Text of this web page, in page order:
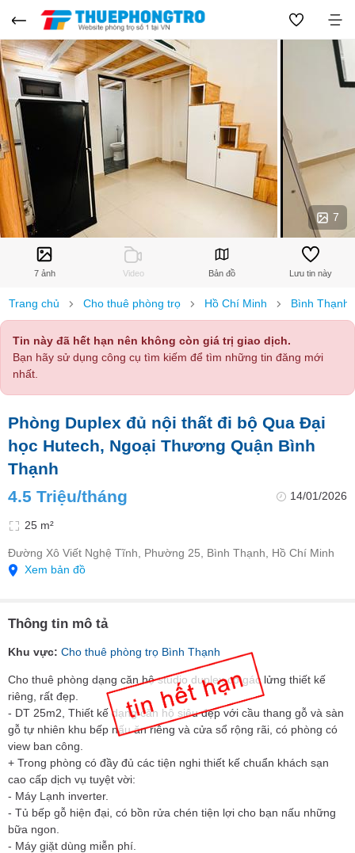
7
7 ảnh Video Bản đồ Lưu tin này
Trang chủ Cho thuê phòng trọ Hồ Chí Minh Bình Thạnh
Tin này đã hết hạn nên không còn giá trị giao dịch.
Bạn hãy sử dụng công cụ tìm kiếm để tìm những tin đăng mới
nhất.
Phòng Duplex đủ nội thất đi bộ Qua Đại
học Hutech, Ngoại Thương Quận Bình
Thạnh
4.5 Triệu/tháng
14/01/2026
25 m²
Đường Xô Viết Nghệ Tĩnh, Phường 25, Bình Thạnh, Hồ Chí Minh
Xem bản đồ
Thông tin mô tả
Khu vực: Cho thuê phòng trọ Bình Thạnh
Cho thuê phòng dạng căn hộ studio duplex có gác lửng thiết kế
riêng, rất đẹp.
- DT 25m2, Thiết kế dạng căn hộ siêu đẹp với cầu thang gỗ và sàn
gỗ tự nhiên khu bếp nấu ăn riêng và cửa sổ rộng rãi, có phòng có
view ban công.
+ Trong phòng có đầy đủ các tiện nghi thiết kế chuẩn khách sạn
cao cấp dịch vụ tuyệt vời:
- Máy Lạnh inverter.
- Tủ bếp gỗ hiện đại, có bồn rửa chén tiện lợi cho bạn nấu những
bữa ngon.
- Máy giặt dùng miễn phí.